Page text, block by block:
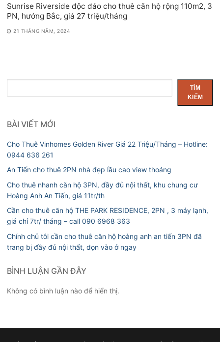
Sunrise Riverside độc đáo cho thuê căn hộ rộng 110m2, 3
PN, hướng Bắc, giá 27 triệu/tháng
21 THÁNG NĂM, 2024
kiếm
TÌM
KIẾM
BÀI VIẾT MỚI
Cho Thuê Vinhomes Golden River Giá 22 Triệu/Tháng – Hotline:
0944 636 261
An Tiến cho thuê 2PN nhà đẹp lầu cao view thoáng
Cho thuê nhanh căn hộ 3PN, đầy đủ nội thất, khu chung cư
Hoàng Anh An Tiến, giá 11tr/th
Cần cho thuê căn hộ THE PARK RESIDENCE, 2PN , 3 máy lạnh,
giá chỉ 7tr/ tháng – call 090 6968 363
Chính chủ tôi cần cho thuê căn hộ hoàng anh an tiến 3PN đã
trang bị đầy đủ nội thất, dọn vào ở ngay
BÌNH LUẬN GẦN ĐÂY
Không có bình luận nào để hiển thị.